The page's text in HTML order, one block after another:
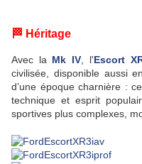
🏁 Héritage
Avec la Mk IV , l'Escort
civilisée, disponible aussi en
d’une époque charnière :
technique et esprit
sportives plus complexes,